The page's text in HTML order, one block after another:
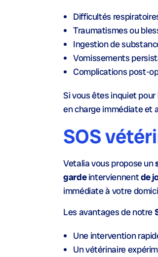
Difficultés
Traumatismes ou
Ingestion de
Vomissements
Complications post-
Si vous êtes inquiet pour
en charge immédiate et
SOS
Vetalia vous propose un
gardeinterviennentde
immédiate à votre
Les avantages de notre
Une intervention
Unvétérinaire